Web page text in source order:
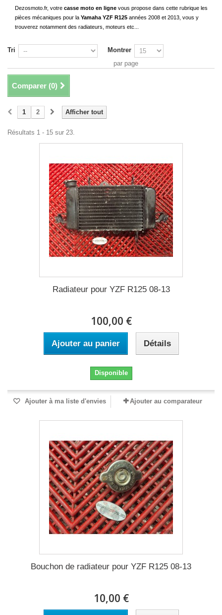
Dezosmoto.fr, votre casse moto en ligne vous propose dans cette rubrique les
pièces mécaniques pour la Yamaha YZF R125 années 2008 et 2013, vous y
trouverez notamment des radiateurs, moteurs etc...
Tri
Montrer
par page
Comparer (0)
Afficher tout
1 2
Résultats 1 - 15 sur 23.
Radiateur pour YZF R125 08-13
100,00 €
Ajouter au panier Détails
Disponible
Ajouter à ma liste d'envies Ajouter au comparateur
Bouchon de radiateur pour YZF R125 08-13
10,00 €